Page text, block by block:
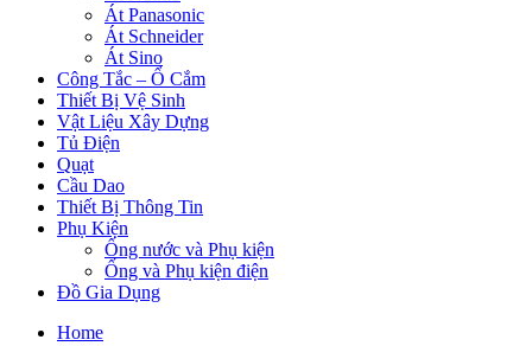
Át Panasonic
Át Schneider
Át Sino
Công Tắc – Ổ Cắm
Thiết Bị Vệ Sinh
Vật Liệu Xây Dựng
Tủ Điện
Quạt
Cầu Dao
Thiết Bị Thông Tin
Phụ Kiện
Ống nước và Phụ kiện
Ống và Phụ kiện điện
Đồ Gia Dụng
Home